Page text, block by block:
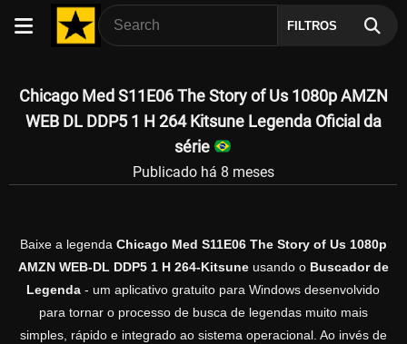
FILTROS
Chicago Med S11E06 The Story of Us 1080p AMZN
WEB DL DDP5 1 H 264 Kitsune Legenda Oficial da
série
Publicado há 8 meses
Baixe a legenda Chicago Med S11E06 The Story of Us 1080p
AMZN WEB-DL DDP5 1 H 264-Kitsuneusando o Buscador de
Legenda - um aplicativo gratuito para Windows desenvolvido
para tornar o processo de busca de legendas muito mais
simples, rápido e integrado ao sistema operacional. Ao invés de